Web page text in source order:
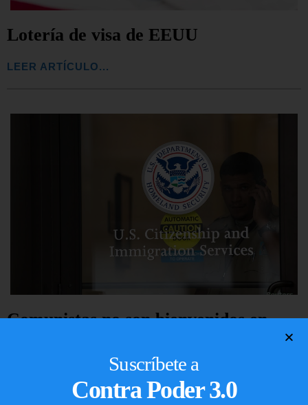
Lotería de visa de EEUU
LEER ARTÍCULO...
Comunistas no son bienvenidos en
Suscríbete a
Contra Poder 3.0